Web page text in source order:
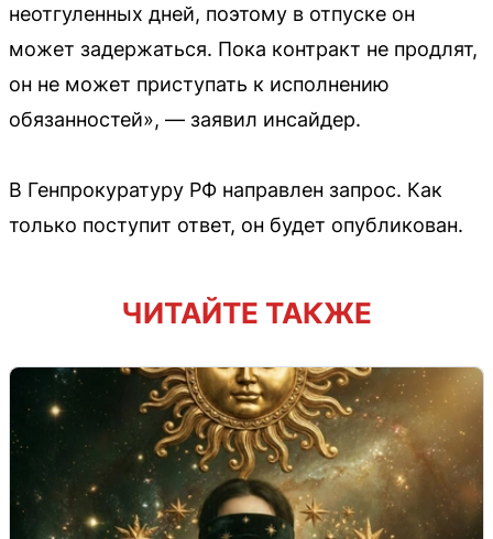
неотгуленных дней, поэтому в отпуске он
может задержаться. Пока контракт не продлят,
он не может приступать к исполнению
обязанностей», — заявил инсайдер.
В Генпрокуратуру РФ направлен запрос. Как
только поступит ответ, он будет опубликован.
ЧИТАЙТЕ ТАКЖЕ